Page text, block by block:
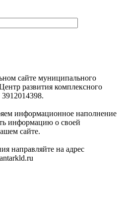
сайте муниципального
развития комплексного
информационное наполнение
информацию о своей
сайте.
направляйте на адрес